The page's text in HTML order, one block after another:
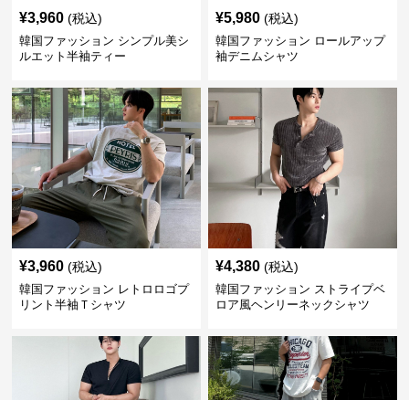
¥3,960 (税込)
韓国ファッション シンプル美シ
ルエット半袖ティー
¥5,980 (税込)
韓国ファッション ロールアップ
袖デニムシャツ
¥3,960 (税込)
韓国ファッション レトロロゴプ
リント半袖Ｔシャツ
¥4,380 (税込)
韓国ファッション ストライプベ
ロア風ヘンリーネックシャツ